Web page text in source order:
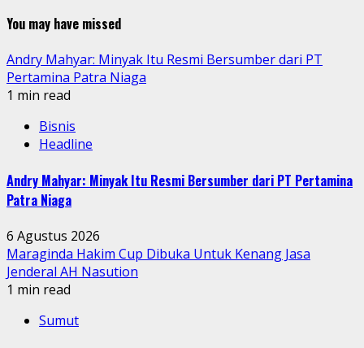
You may have missed
Andry Mahyar: Minyak Itu Resmi Bersumber dari PT
Pertamina Patra Niaga
1 min read
Bisnis
Headline
Andry Mahyar: Minyak Itu Resmi Bersumber dari PT Pertamina
Patra Niaga
6 Agustus 2026
Maraginda Hakim Cup Dibuka Untuk Kenang Jasa
Jenderal AH Nasution
1 min read
Sumut